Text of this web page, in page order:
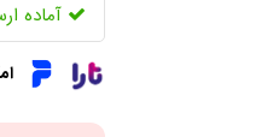
آماده